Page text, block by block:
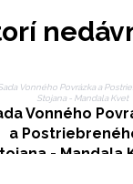
Vonného
a
- Mandala